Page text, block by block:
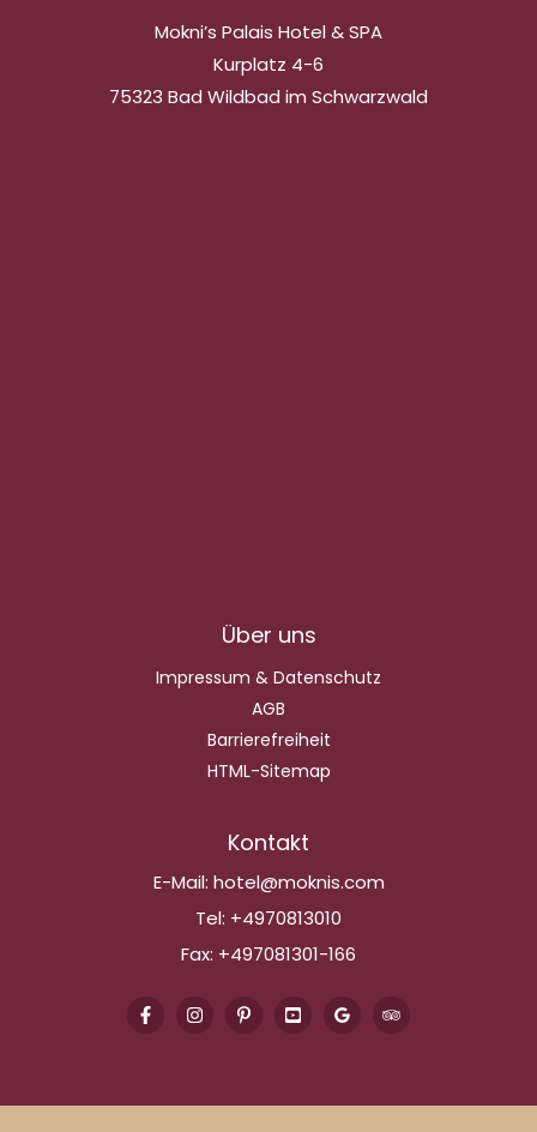
Mokni’s Palais Hotel & SPA
Kurplatz 4-6
75323 Bad Wildbad im Schwarzwald
Über uns
Impressum & Datenschutz
AGB
Barrierefreiheit
HTML-Sitemap
Kontakt
E-Mail: hotel@moknis.com
Tel: +4970813010
Fax: +497081301-166